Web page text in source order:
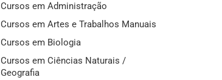
Cursos em Administração
Cursos em Artes e Trabalhos Manuais
Cursos em Biologia
Cursos em Ciências Naturais /
Geografia